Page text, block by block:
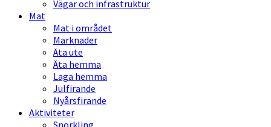
Vägar och infrastruktur
Mat
Mat i området
Marknader
Äta ute
Äta hemma
Laga hemma
Julfirande
Nyårsfirande
Aktiviteter
Snorkling